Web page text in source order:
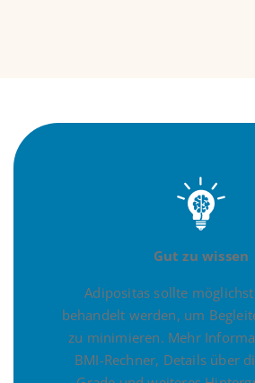
Gut zu wissen
Adipositas sollte
behandelt werden, um
zu minimieren. Mehr
BMI-Rechner, Details über